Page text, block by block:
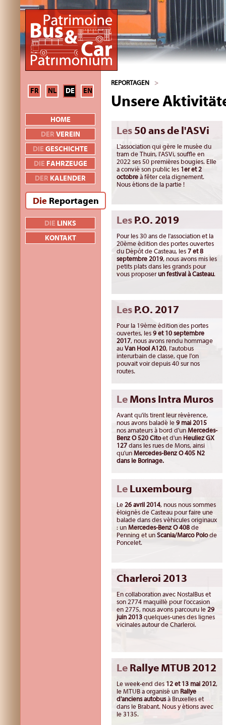
FR NL DE EN
HOME
DER VEREIN
DIE GESCHICHTE
DIE FAHRZEUGE
DER KALENDER
DieReportagen
DIE LINKS
KONTAKT
REPORTAGEN >
Unsere
Les50 ans de l'ASVi
L'association qui gère le musée du
tram de Thuin, l'ASVi, souffle en
2022 ses 50 premières bougies. Elle
a convié son public les 1er et 2
octobre à fêter cela dignement.
Nous étions de la partie !
Les P.O. 2019
Pour les 30 ans de l'association et la
20ème édition des portes ouvertes
du Dépôt de Casteau, les 7 et 8
septembre 2019, nous avons mis les
petits plats dans les grands pour
vous proposer un festival à Casteau.
Les P.O. 2017
Pour la 19ème édition des portes
ouvertes, les 9 et 10 septembre
2017, nous avons rendu hommage
au Van Hool A120, l'autobus
interurbain de classe, que l'on
pouvait voir depuis 40 sur nos
routes.
Le Mons Intra Muros
Avant qu'ils tirent leur révérence,
nous avons baladé le 9 mai 2015
nos amateurs à bord d'un Mercedes-
Benz O 520 Citoet d'un Heuliez GX
127 dans les rues de Mons, ainsi
qu'un Mercedes-Benz O 405 N2
dans le Borinage.
Le Luxembourg
Le 26 avril 2014, nous nous sommes
éloignés de Casteau pour faire une
balade dans des véhicules originaux
: un Mercedes-Benz O 408 de
Penning et un Scania/Marco Polode
Poncelet.
Charleroi 2013
En collaboration avec NostalBus et
son 2774 maquillé pour l'occasion
en 2775, nous avons parcouru le 29
juin 2013 quelques-unes des lignes
vicinales autour de Charleroi.
Le Rallye MTUB 2012
Le week-end des 12 et 13 mai 2012,
le MTUB a organisé un Rallye
d'anciens autobusà Bruxelles et
dans le Brabant. Nous y étions avec
le 3135.